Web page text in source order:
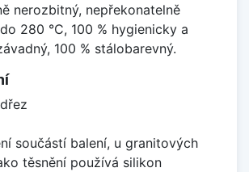
nerozbitný, nepřekonatelně
280 °C, 100 % hygienicky a
100 % stálobarevný.
součástí balení, u granitových
těsnění používá silikon